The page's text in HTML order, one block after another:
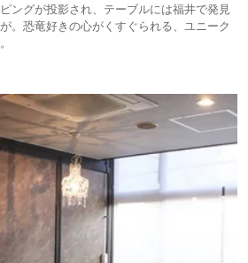
ングが投影され、テーブルには福井で発見
。恐竜好きの心がくすぐられる、ユニーク